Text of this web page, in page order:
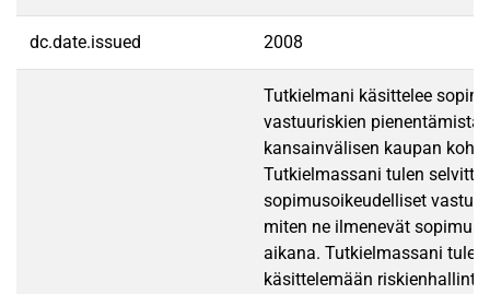
dc.date.issued 2008
Tutkielmani käsittelee
vastuuriskien pienentämistä
kansainvälisen kaupan
Tutkielmassani tulen
sopimusoikeudelliset
miten ne ilmenevät
aikana. Tutkielmassani
käsittelemään